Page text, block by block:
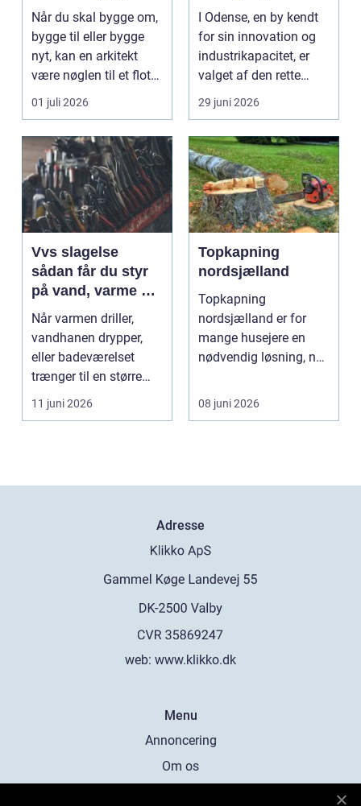
Når du skal bygge om,
bygge til eller bygge
nyt, kan en arkitekt
være nøglen til et flot
resultat, d...
01 juli 2026
installation
I Odense, en by kendt
for sin innovation og
industrikapacitet, er
valget af den rette
industriport a...
29 juni 2026
Vvs slagelse
sådan får du styr
på vand, varme og
energi i din bolig
Når varmen driller,
vandhanen drypper,
eller badeværelset
trænger til en større
renovering, er en dy...
11 juni 2026
Topkapning
nordsjælland
Topkapning
nordsjælland er for
mange husejere en
nødvendig løsning, når
mørke, ut...
08 juni 2026
Adresse
web: www.klikko.dk
Menu
Annoncering
Om os